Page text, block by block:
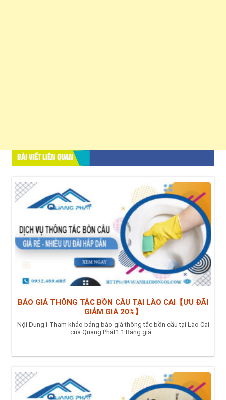
BÀI VIẾT LIÊN QUAN
BÁO GIÁ THÔNG TẮC BỒN CẦU TẠI LÀO CAI【ƯU ĐÃI
GIẢM GIÁ 20%】
Nội Dung1 Tham khảo bảng báo giá thông tắc bồn cầu tại Lào Cai
của Quang Phát1.1 Bảng giá...